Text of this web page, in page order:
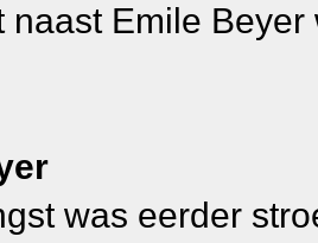
naast Emile
was eerder